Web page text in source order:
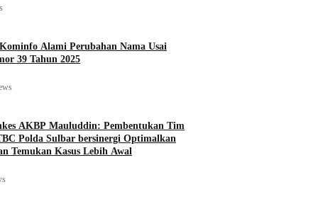
Alami Perubahan Nama Usai
39 Tahun 2025
AKBP Mauluddin: Pembentukan Tim
Polda Sulbar bersinergi Optimalkan
Temukan Kasus Lebih Awal